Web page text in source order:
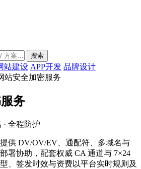
搜索
站建设 APP开发 品牌设计
站安全加密服务
服务
· 全程防护
供 DV/OV/EV、通配符、多域名与
署协助，配套权威 CA 通道与 7×24
、签发时效与资费以平台实时规则及